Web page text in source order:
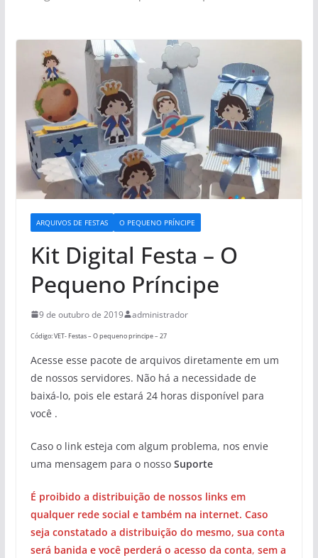
ARQUIVOS DE FESTAS O PEQUENO PRÍNCIPE
Kit Digital Festa – O
Pequeno Príncipe
9 de outubro de 2019 administrador
Código: VET- Festas – O pequeno principe – 27
Acesse esse pacote de arquivos diretamente em um
de nossos servidores. Não há a necessidade de
baixá-lo, pois ele estará 24 horas disponível para
você .
Caso o link esteja com algum problema, nos envie
uma mensagem para o nosso Suporte
É proibido a distribuição de nossos links em
qualquer rede social e também na internet. Caso
seja constatado a distribuição do mesmo, sua conta
será banida e você perderá o acesso da conta, sem a